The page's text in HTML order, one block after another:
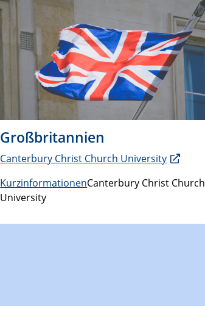
Großbritannien
Canterbury Christ Church University
KurzinformationenCanterbury Christ Church
University